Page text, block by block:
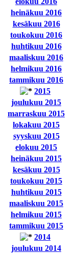
heinäkuu 2016
kesäkuu 2016
toukokuu 2016
huhtikuu 2016
maaliskuu 2016
helmikuu 2016
tammikuu 2016
2015
joulukuu 2015
marraskuu 2015
lokakuu 2015
syyskuu 2015
elokuu 2015
heinäkuu 2015
kesäkuu 2015
toukokuu 2015
huhtikuu 2015
maaliskuu 2015
helmikuu 2015
tammikuu 2015
2014
joulukuu 2014